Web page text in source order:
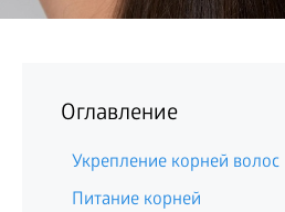
Оглавление
Укрепление корней волос
Питание корней